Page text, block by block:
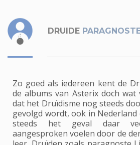
DRUIDE
Zo goed als iedereen kent de
de albums van Asterix doch
dat het Druïdisme nog steeds
gevolgd wordt, ook in
steeds het geval daar
aangesproken voelen door de